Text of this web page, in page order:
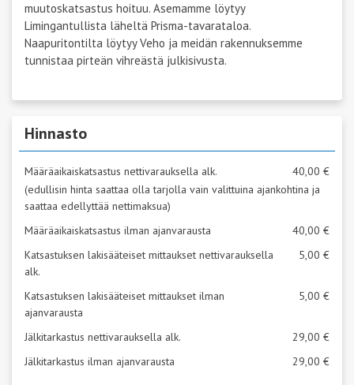
muutoskatsastus hoituu. Asemamme löytyy
Limingantullista läheltä Prisma-tavarataloa.
Naapuritontilta löytyy Veho ja meidän rakennuksemme
tunnistaa pirteän vihreästä julkisivusta.
Hinnasto
Määräaikaiskatsastus nettivarauksella alk.
40,00 €
(edullisin hinta saattaa olla tarjolla vain valittuina ajankohtina ja
saattaa edellyttää nettimaksua)
Määräaikaiskatsastus ilman ajanvarausta
40,00 €
Katsastuksen lakisääteiset mittaukset nettivarauksella
alk.
5,00 €
Katsastuksen lakisääteiset mittaukset ilman
ajanvarausta
5,00 €
Jälkitarkastus nettivarauksella alk.
29,00 €
Jälkitarkastus ilman ajanvarausta
29,00 €